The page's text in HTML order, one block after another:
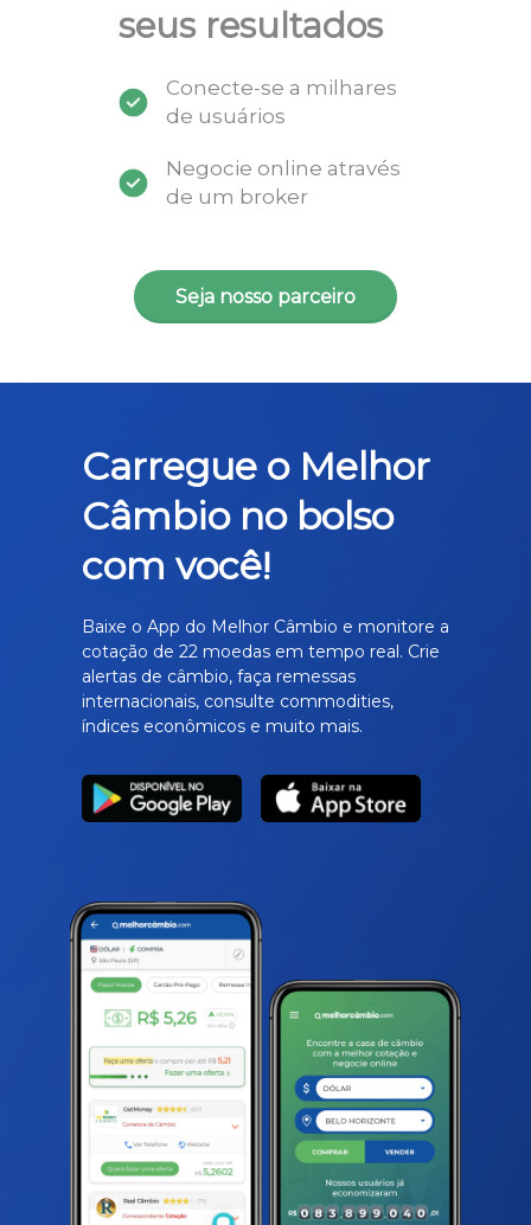
seus resultados
Conecte-se a milhares
de usuários
Negocie online através
de um broker
Seja nosso parceiro
Carregue o Melhor
Câmbio no bolso
com você!
Baixe o App do Melhor Câmbio e monitore a
cotação de 22 moedas em tempo real. Crie
alertas de câmbio, faça remessas
internacionais, consulte commodities,
índices econômicos e muito mais.